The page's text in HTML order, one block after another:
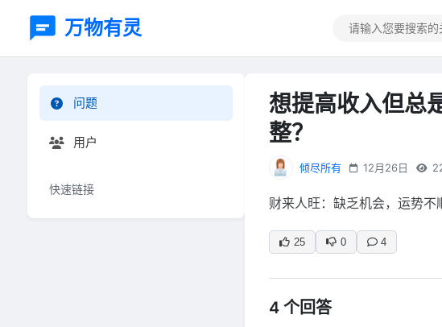
万物有灵
问题
用户
快速链接
想提高收入但总
整？
倾尽所有 12月26日
财来人旺：缺乏机会，运势
25 0 4
4 个回答